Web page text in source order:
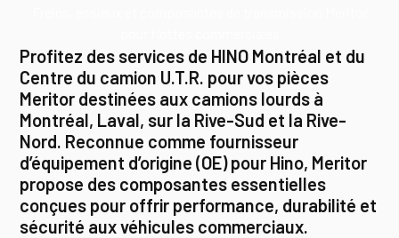
Profitez des services de HINO Montréal et du
Centre du camion U.T.R. pour vos pièces
Meritor destinées aux camions lourds à
Montréal, Laval, sur la Rive-Sud et la Rive-
Nord. Reconnue comme fournisseur
d’équipement d’origine (OE) pour Hino, Meritor
propose des composantes essentielles
conçues pour offrir performance, durabilité et
sécurité aux véhicules commerciaux.